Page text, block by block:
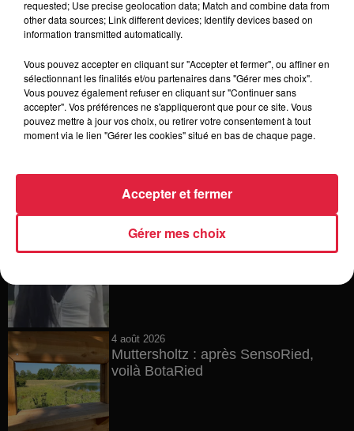
5 août 2026
Europa-Park : des précisons sur
4 août 2026
Vélos d'occasion en Alsace : les
4 août 2026
Bischheim : disparition d’une
4 août 2026
Muttersholtz : après SensoRied,
voilà BotaRied
requested; Use precise geolocation data; Match and combine data from
other data sources; Link different devices; Identify devices based on
information transmitted automatically.
Vous pouvez accepter en cliquant sur "Accepter et fermer", ou affiner en
sélectionnant les finalités et/ou partenaires dans "Gérer mes choix".
Vous pouvez également refuser en cliquant sur "Continuer sans
accepter". Vos préférences ne s'appliqueront que pour ce site. Vous
pouvez mettre à jour vos choix, ou retirer votre consentement à tout
moment via le lien "Gérer les cookies" situé en bas de chaque page.
Gérer mes choix
Accepter et fermer